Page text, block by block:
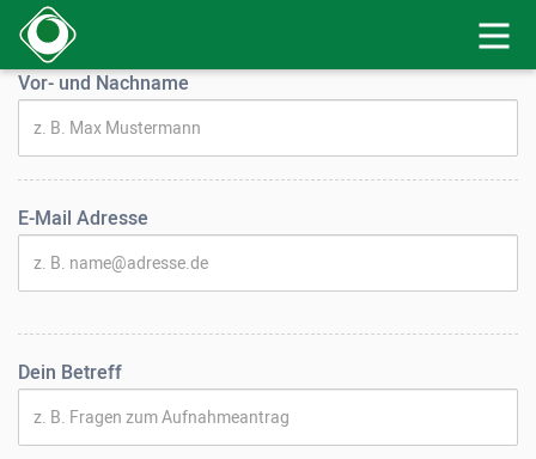
Vor- und Nachname
E-Mail Adresse
Dein Betreff